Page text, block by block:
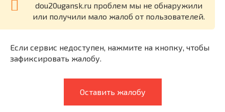
dou20ugansk.ru проблем мы не обнаружили
или получили мало жалоб от пользователей.
Если сервис недоступен, нажмите на кнопку, чтобы
зафиксировать жалобу.
Оставить жалобу